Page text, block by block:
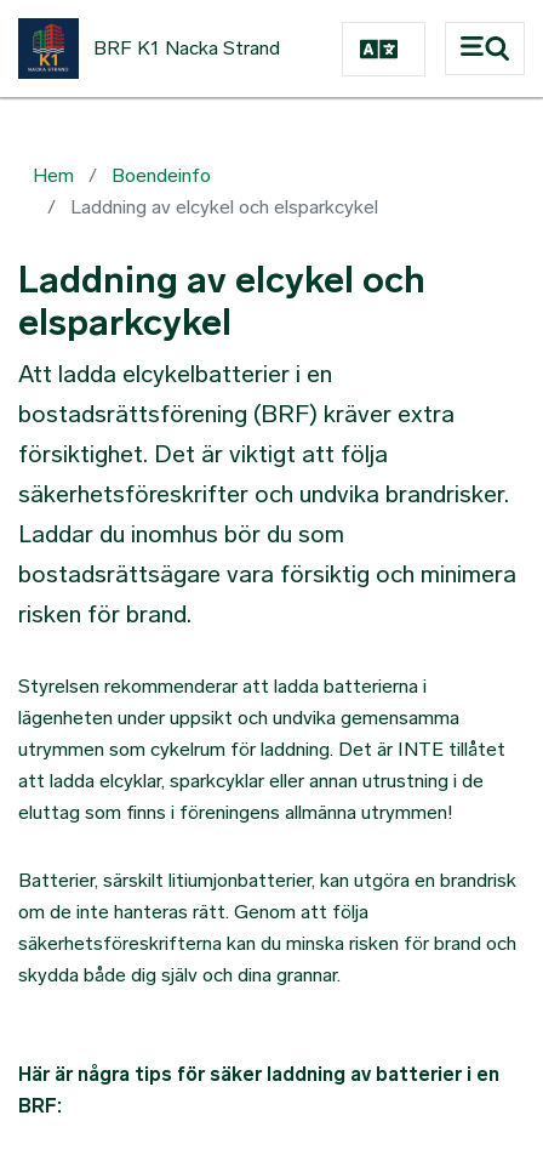
BRF K1 Nacka Strand
Hem
Boendeinfo
Laddning av elcykel och elsparkcykel
Laddning av elcykel och
elsparkcykel
Att ladda elcykelbatterier i en
bostadsrättsförening (BRF) kräver extra
försiktighet. Det är viktigt att följa
säkerhetsföreskrifter och undvika brandrisker.
Laddar du inomhus bör du som
bostadsrättsägare vara försiktig och minimera
risken för brand.
Styrelsen rekommenderar att ladda batterierna i
lägenheten under uppsikt och undvika gemensamma
utrymmen som cykelrum för laddning. Det är INTE tillåtet
att ladda elcyklar, sparkcyklar eller annan utrustning i de
eluttag som finns i föreningens allmänna utrymmen!
Batterier, särskilt litiumjonbatterier, kan utgöra en brandrisk
om de inte hanteras rätt. Genom att följa
säkerhetsföreskrifterna kan du minska risken för brand och
skydda både dig själv och dina grannar.
Här är några tips för säker laddning av batterier i en
BRF: